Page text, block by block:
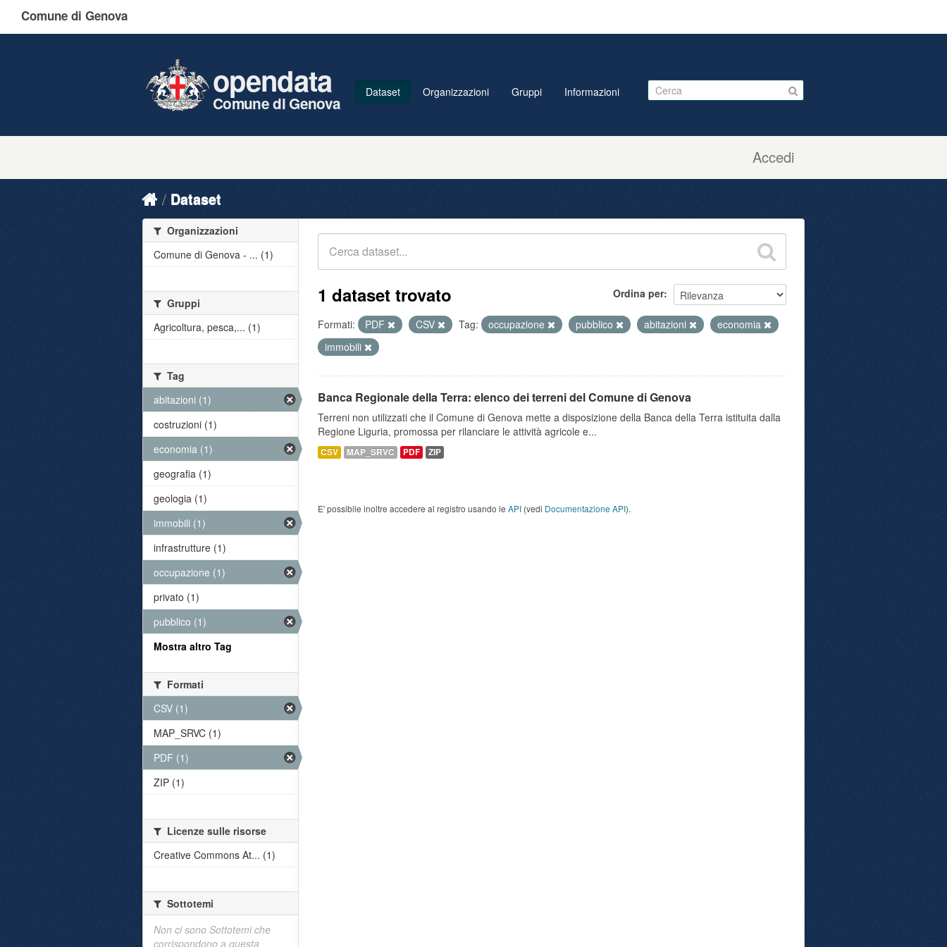
Comune di Genova
Accedi
opendata
Comune di Genova
Dataset Organizzazioni Gruppi Informazioni
Dataset
Ordina per
1 dataset trovato
Formati: PDF CSV Tag: occupazione pubblico abitazioni
economia
immobili
Banca Regionale della Terra: elenco dei terreni del Comune di Genova
Terreni non utilizzati che il Comune di Genova mette a disposizione della Banca della Terra istituita dalla
Regione Liguria, promossa per rilanciare le attività agricole e...
CSV MAP_SRVC PDF ZIP
E' possibile inoltre accedere al registro usando le API (vedi Documentazione API).
Organizzazioni
Comune di Genova - ... (1)
Gruppi
Agricoltura, pesca,... (1)
Tag
abitazioni (1)
costruzioni (1)
economia (1)
geografia (1)
geologia (1)
immobili (1)
infrastrutture (1)
occupazione (1)
privato (1)
pubblico (1)
Mostra altro Tag
Formati
CSV (1)
MAP_SRVC (1)
PDF (1)
ZIP (1)
Licenze sulle risorse
Creative Commons At... (1)
Sottotemi
Non ci sono Sottotemi che
corrispondono a questa